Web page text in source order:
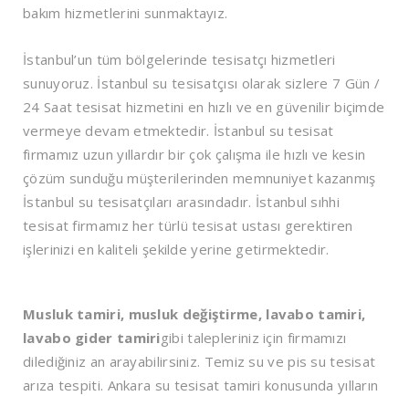
bakım hizmetlerini sunmaktayız.
İstanbul’un tüm bölgelerinde tesisatçı hizmetleri
sunuyoruz. İstanbul su tesisatçısı olarak sizlere 7 Gün /
24 Saat tesisat hizmetini en hızlı ve en güvenilir biçimde
vermeye devam etmektedir. İstanbul su tesisat
firmamız uzun yıllardır bir çok çalışma ile hızlı ve kesin
çözüm sunduğu müşterilerinden memnuniyet kazanmış
İstanbul su tesisatçıları arasındadır. İstanbul sıhhi
tesisat firmamız her türlü tesisat ustası gerektiren
işlerinizi en kaliteli şekilde yerine getirmektedir.
Musluk tamiri, musluk değiştirme, lavabo tamiri,
lavabo gider tamirigibi talepleriniz için firmamızı
dilediğiniz an arayabilirsiniz. Temiz su ve pis su tesisat
arıza tespiti. Ankara su tesisat tamiri konusunda yılların